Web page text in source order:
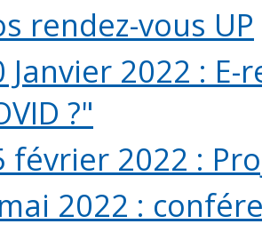
rendez-vous UP
Janvier 2022 :
?"
février 2022 :
2022 :